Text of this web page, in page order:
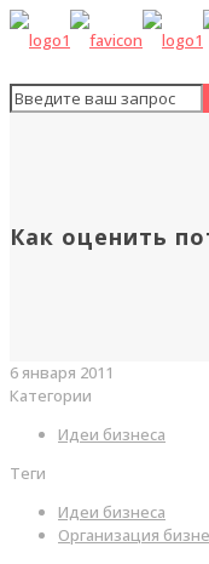
Как оценить
6 января 2011
Категории
Идеи бизнеса
Теги
Идеи бизнеса
Организация